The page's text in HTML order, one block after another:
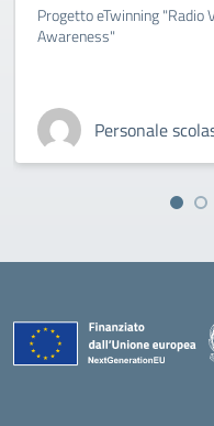
Progetto eTwinning "Radio
Awareness"
Personale